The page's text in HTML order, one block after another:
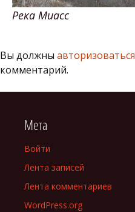
Река Миасс
Вы должны авторизоваться
комментарий.
Мета
Войти
Лента записей
Лента комментариев
WordPress.org